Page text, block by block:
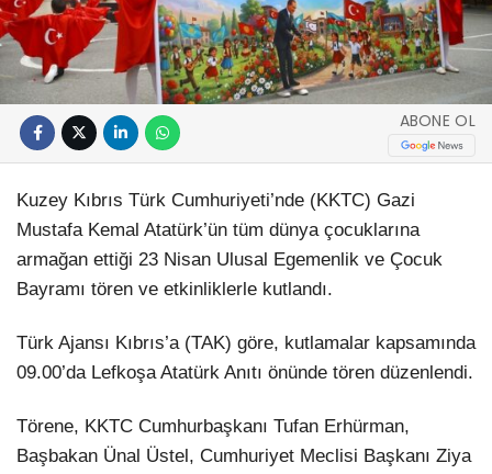
ABONE OL
Kuzey Kıbrıs Türk Cumhuriyeti’nde (KKTC) Gazi
Mustafa Kemal Atatürk’ün tüm dünya çocuklarına
armağan ettiği 23 Nisan Ulusal Egemenlik ve Çocuk
Bayramı tören ve etkinliklerle kutlandı.
​​​​​​​Türk Ajansı Kıbrıs’a (TAK) göre, kutlamalar kapsamında
09.00’da Lefkoşa Atatürk Anıtı önünde tören düzenlendi.
Törene, KKTC Cumhurbaşkanı Tufan Erhürman,
Başbakan Ünal Üstel, Cumhuriyet Meclisi Başkanı Ziya